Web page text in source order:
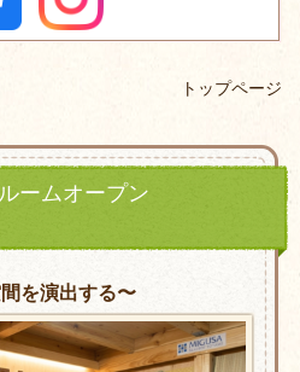
トップページ
ームオープン
を演出する〜